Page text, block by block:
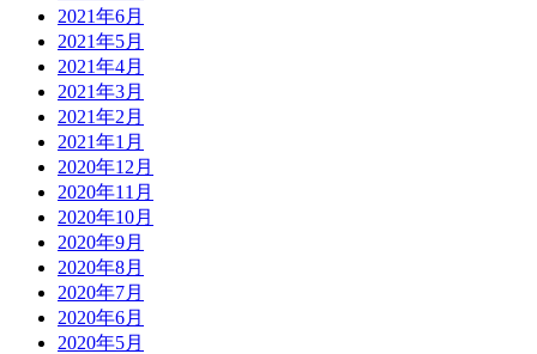
2021年6月
2021年5月
2021年4月
2021年3月
2021年2月
2021年1月
2020年12月
2020年11月
2020年10月
2020年9月
2020年8月
2020年7月
2020年6月
2020年5月